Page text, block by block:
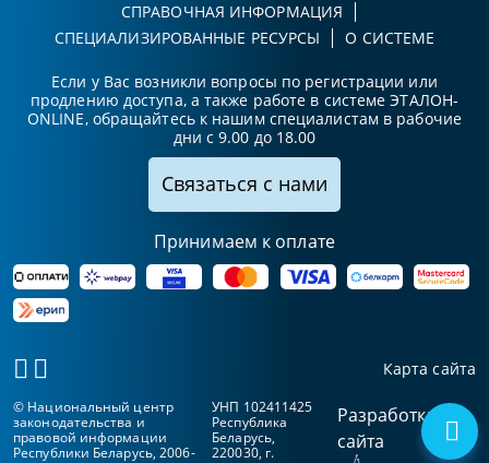
СПРАВОЧНАЯ ИНФОРМАЦИЯ
СПЕЦИАЛИЗИРОВАННЫЕ РЕСУРСЫ
О СИСТЕМЕ
Если у Вас возникли вопросы по регистрации или
продлению доступа, а также работе в системе ЭТАЛОН-
ONLINE, обращайтесь к нашим специалистам в рабочие
дни с 9.00 до 18.00
Связаться с нами
Принимаем к оплате
Карта сайта
© Национальный центр
законодательства и
правовой информации
Республики Беларусь, 2006-
УНП 102411425
Республика
Беларусь,
220030, г.
Разработка
сайта